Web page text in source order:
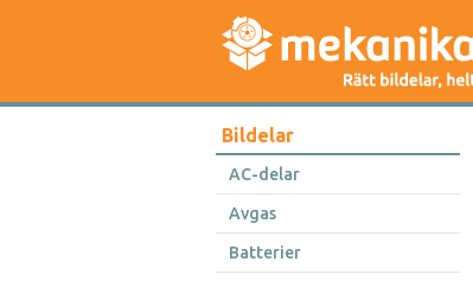
Bildelar
AC-delar
Avgas
Batterier